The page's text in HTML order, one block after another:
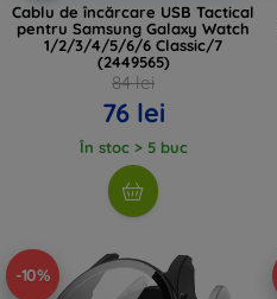
Cablu de încărcare USB Tactical
pentru Samsung Galaxy Watch
1/2/3/4/5/6/6 Classic/7
(2449565)
84 lei
76 lei
În stoc > 5 buc
-10%